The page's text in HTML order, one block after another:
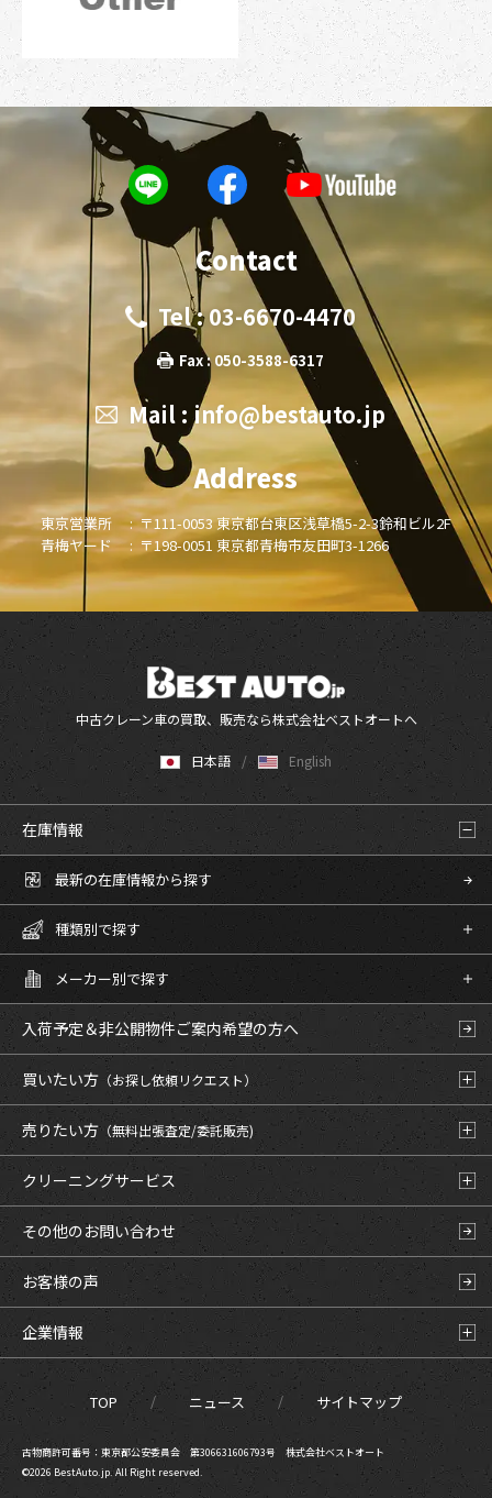
Contact
Tel : 03-6670-4470
Fax : 050-3588-6317
Mail : info@bestauto.jp
Address
東京営業所 : 〒111-0053 東京都台東区浅草橋5-2-3鈴和ビル2F
青梅ヤード : 〒198-0051 東京都青梅市友田町3-1266
中古クレーン車の買取、販売なら株式会社ベストオートへ
日本語 English
在庫情報
最新の在庫情報から探す
種類別で探す
メーカー別で探す
入荷予定＆非公開物件ご案内希望の方へ
買いたい方 （お探し依頼リクエスト）
売りたい方（無料出張査定/委託販売)
クリーニングサービス
その他のお問い合わせ
お客様の声
企業情報
TOP ニュース サイトマップ
古物商許可番号：東京都公安委員会 第306631606793号 株式会社ベストオート
©2026 BestAuto.jp. All Right reserved.